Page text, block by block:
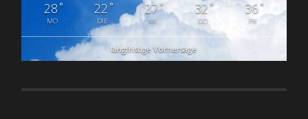
28°
MO
22 °
DIE
27°
MI
32°
DO
36°
FR
langfristige Vorhersage